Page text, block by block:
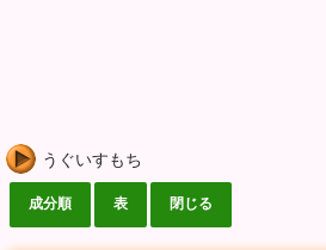
うぐいすもち